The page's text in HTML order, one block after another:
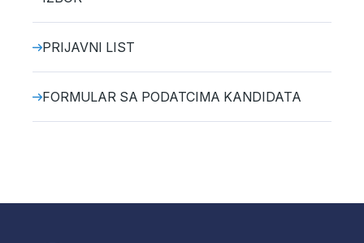
PRIJAVNI LIST
FORMULAR SA PODATCIMA KANDIDATA